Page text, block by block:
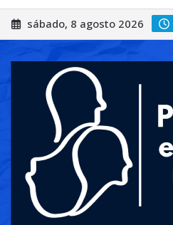
Saltar
al
sábado, 8 agosto 2026